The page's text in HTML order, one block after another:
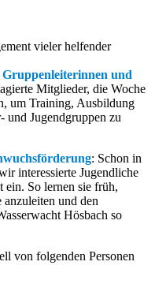
vieler helfender
Gruppenleiterinnen und
Mitglieder, die Woche
um Training, Ausbildung
und Jugendgruppen zu
: Schon in
interessierte Jugendliche
ein. So lernen sie früh,
und den
Hösbach so
von folgenden Personen